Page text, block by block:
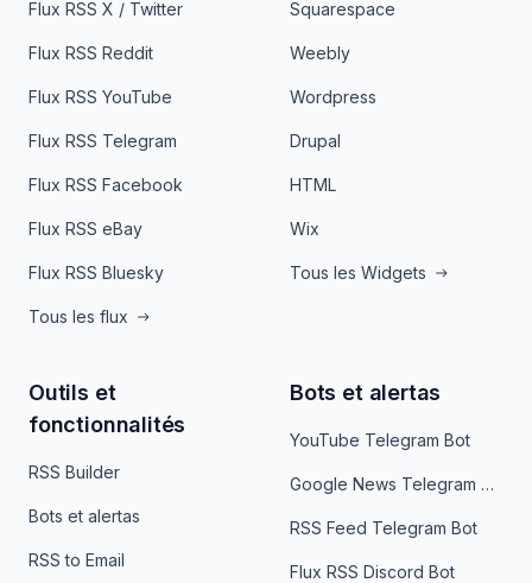
Flux RSS X / Twitter
Flux RSS Reddit
Flux RSS YouTube
Flux RSS Telegram
Flux RSS Facebook
Flux RSS eBay
Flux RSS Bluesky
Tous les flux
Squarespace
Weebly
Wordpress
Drupal
HTML
Wix
Tous les Widgets
Outils et
fonctionnalités
RSS Builder
Bots et alertas
RSS to Email
Bots et alertas
YouTube Telegram Bot
Google News Telegram Bot
RSS Feed Telegram Bot
Flux RSS Discord Bot